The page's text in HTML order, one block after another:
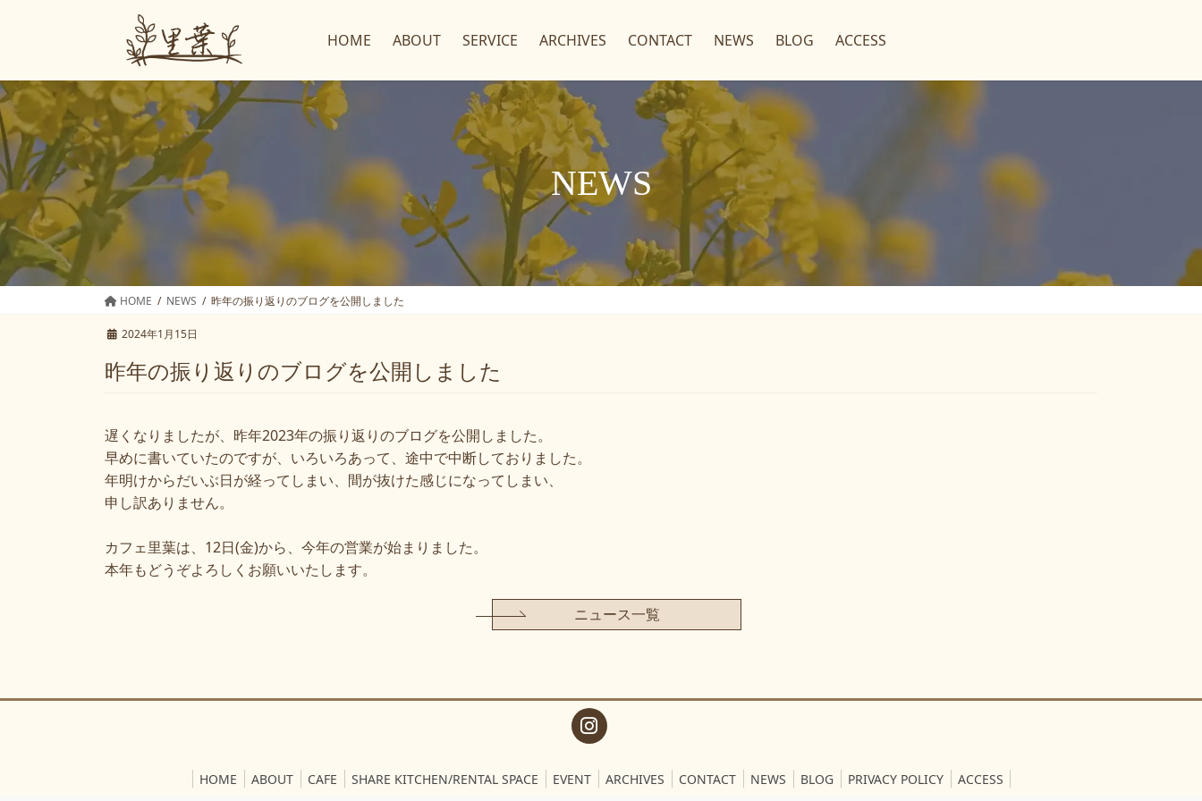
ン
ツ
へ
ス
キ
ッ
ー
シ
ョ
ン
に
移
HOME ABOUT SERVICE ARCHIVES CONTACT NEWS BLOG ACCESS
NEWS
HOME NEWS 昨年の振り返りのブログを公開しました
2024年1月15日
昨年の振り返りのブログを公開しました
遅くなりましたが、昨年2023年の振り返りのブログを公開しました。
早めに書いていたのですが、いろいろあって、途中で中断しておりました。
年明けからだいぶ日が経ってしまい、間が抜けた感じになってしまい、
申し訳ありません。
カフェ里葉は、12日(金)から、今年の営業が始まりました。
本年もどうぞよろしくお願いいたします。
ニュース一覧
HOME ABOUT CAFE SHARE KITCHEN/RENTAL SPACE EVENT ARCHIVES CONTACT NEWS BLOG PRIVACY POLICY ACCESS